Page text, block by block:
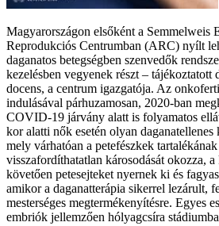
Magyarországon elsőként a Semmelweis
Reprodukciós Centrumban (ARC) nyílt
daganatos betegségben szenvedők
kezelésben vegyenek részt –
docens, a centrum igazgatója. Az
indulásával párhuzamosan, 2020-ban
COVID-19 járvány alatt is folyamatos
kor alatti nők esetén olyan daganatellenes
mely várhatóan a petefészkek
visszafordíthatatlan károsodását okozza,
követően petesejteket nyernek ki és
amikor a daganatterápia sikerrel lezárult,
mesterséges megtermékenyítésre. Egyes
embriók jellemzően hólyagcsíra